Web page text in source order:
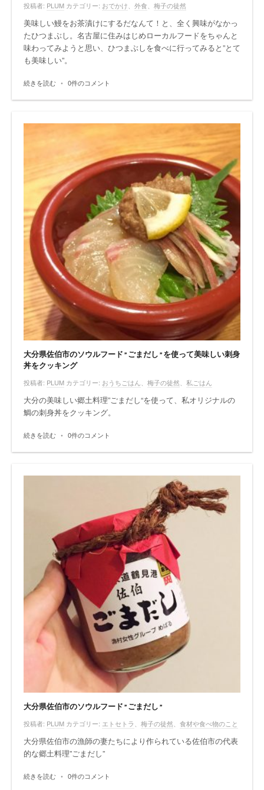
投稿者: PLUM カテゴリー: おでかけ、 外食、 梅子の徒然
美味しい鰻をお茶漬けにするだなんて！と、全く興味がなかっ
たひつまぶし。名古屋に住みはじめローカルフードをちゃんと
味わってみようと思い、ひつまぶしを食べに行ってみると”とて
も美味しい”。
続きを読む • 0件のコメント
大分県佐伯市のソウルフード”ごまだし”を使って美味しい刺身
丼をクッキング
投稿者: PLUM カテゴリー: おうちごはん、 梅子の徒然、 私ごはん
大分の美味しい郷土料理”ごまだし“を使って、私オリジナルの
鯛の刺身丼をクッキング。
続きを読む • 0件のコメント
大分県佐伯市のソウルフード”ごまだし”
投稿者: PLUM カテゴリー: エトセトラ、 梅子の徒然、 食材や食べ物のこと
大分県佐伯市の漁師の妻たちにより作られている佐伯市の代表
的な郷土料理”ごまだし”
続きを読む • 0件のコメント